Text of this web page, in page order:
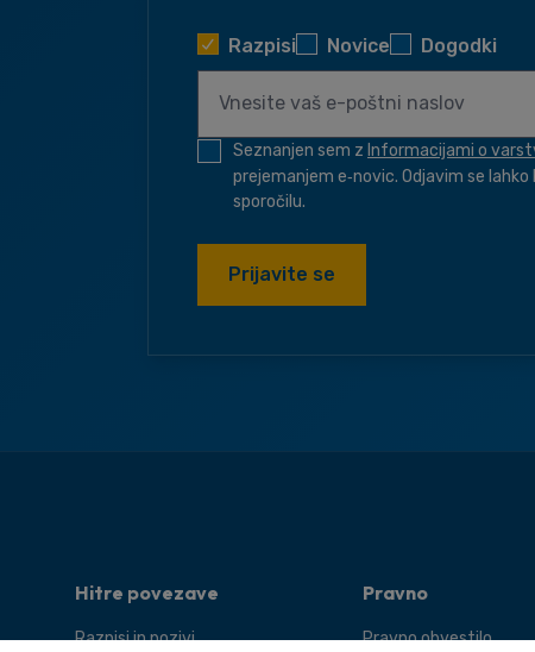
Razpisi Novice Dogodki
Seznanjen sem z Informacijami o
prejemanjem e‑novic. Odjavim se
sporočilu.
Prijavite se
Hitre povezave
Razpisi in pozivi
Pravno
Pravno obvestilo